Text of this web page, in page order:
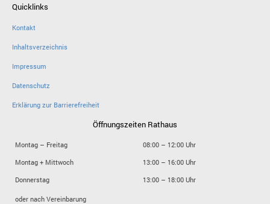
Quicklinks
Kontakt
Inhaltsverzeichnis
Impressum
Datenschutz
Erklärung zur Barrierefreiheit
Öffnungszeiten Rathaus
Montag – Freitag
08:00 – 12:00 Uhr
Montag + Mittwoch
13:00 – 16:00 Uhr
Donnerstag
13:00 – 18:00 Uhr
oder nach Vereinbarung